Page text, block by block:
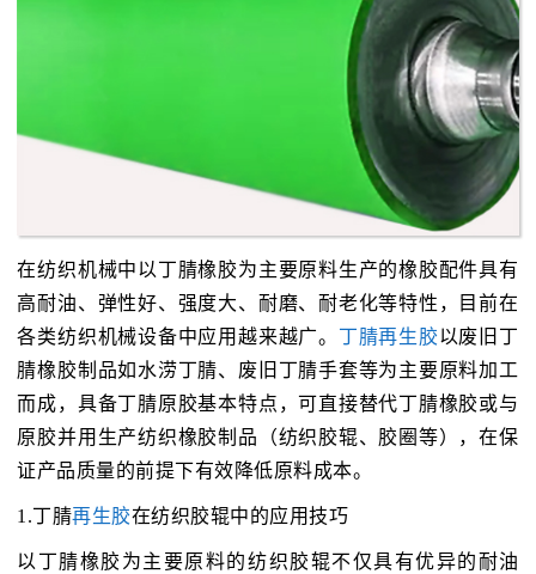
在纺织机械中以丁腈橡胶为主要原料生产的橡胶配件具有
高耐油、弹性好、强度大、耐磨、耐老化等特性，目前在
各类纺织机械设备中应用越来越广。 丁腈再生胶以废旧丁
腈橡胶制品如水涝丁腈、废旧丁腈手套等为主要原料加工
而成，具备丁腈原胶基本特点，可直接替代丁腈橡胶或与
原胶并用生产纺织橡胶制品（纺织胶辊、胶圈等），在保
证产品质量的前提下有效降低原料成本。
1.丁腈再生胶在纺织胶辊中的应用技巧
以丁腈橡胶为主要原料的纺织胶辊不仅具有优异的耐油